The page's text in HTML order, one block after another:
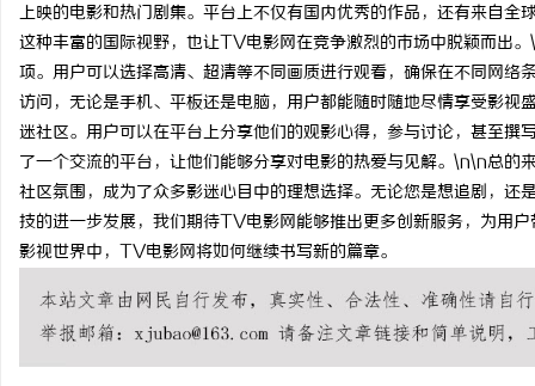
上映的电影和热门剧集。平台上不仅有国内优秀的作品，还有来自
这种丰富的国际视野，也让TV电影网在竞争激烈的市场中脱颖而出
项。用户可以选择高清、超清等不同画质进行观看，确保在不同网
访问，无论是手机、平板还是电脑，用户都能随时随地尽情享受影
迷社区。用户可以在平台上分享他们的观影心得，参与讨论，甚至
了一个交流的平台，让他们能够分享对电影的热爱与见解。\n\n总
社区氛围，成为了众多影迷心目中的理想选择。无论您是想追剧，
技的进一步发展，我们期待TV电影网能够推出更多创新服务，为用
影视世界中，TV电影网将如何继续书写新的篇章。
全面解析柚子影视：探